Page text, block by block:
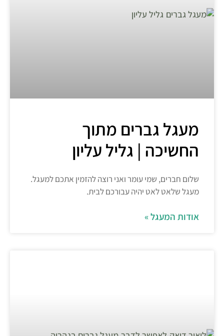
מעגל גברים מתוך
החשיכה | גליל עליון
שלום חברים, שמי עומר ואני רוצה להזמין אתכם למעגל.
מעגל שלאט לאט יהיה עבורכם לבית.
אודות המעגל »